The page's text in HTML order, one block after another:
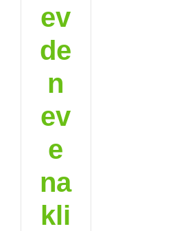
ev
de
n
ev
e
na
kli